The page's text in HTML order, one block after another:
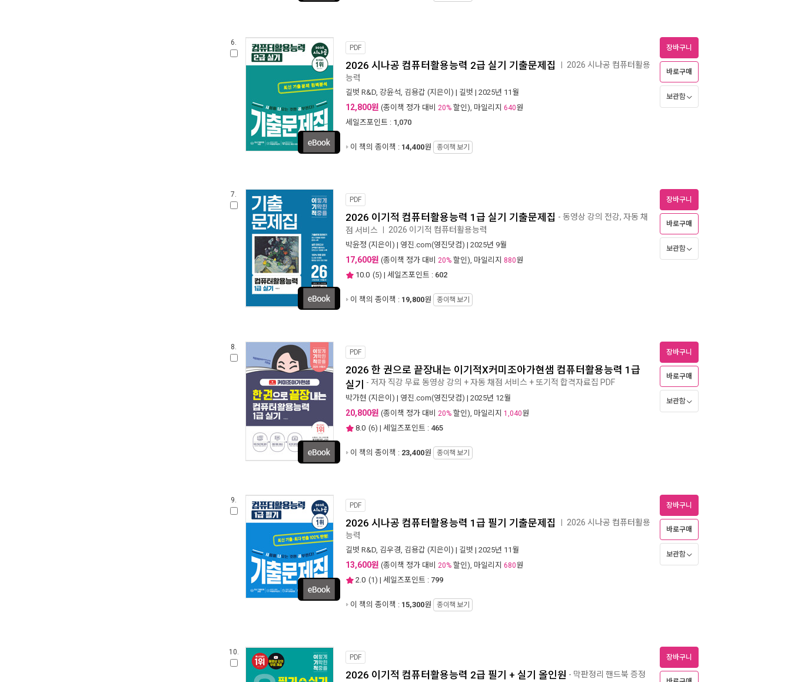
6.
PDF
2026 시나공 컴퓨터활용능력 2급 실기 기출문제집 2026 시나공 컴퓨터활용
능력
길벗 R&D, 강윤석, 김용갑 (지은이) | 길벗 | 2025년 11월
12,800원 (종이책 정가 대비 20% 할인), 마일리지 640원
세일즈포인트 : 1,070
이 책의 종이책 : 14,400원 종이책 보기
장바구니
바로구매
보관함
7.
PDF
2026 이기적 컴퓨터활용능력 1급 실기 기출문제집 - 동영상 강의 전강, 자동 채
점 서비스 2026 이기적 컴퓨터활용능력
박윤정 (지은이) | 영진.com(영진닷컴) | 2025년 9월
17,600원 (종이책 정가 대비 20% 할인), 마일리지 880원
10.0 (5) | 세일즈포인트 : 602
이 책의 종이책 : 19,800원 종이책 보기
장바구니
바로구매
보관함
8.
PDF
2026 한 권으로 끝장내는 이기적X커미조아가현샘 컴퓨터활용능력 1급
실기 - 저자 직강 무료 동영상 강의 + 자동 채점 서비스 + 또기적 합격자료집 PDF
박가현 (지은이) | 영진.com(영진닷컴) | 2025년 12월
20,800원 (종이책 정가 대비 20% 할인), 마일리지 1,040원
8.0 (6) | 세일즈포인트 : 465
이 책의 종이책 : 23,400원 종이책 보기
장바구니
바로구매
보관함
9.
PDF
2026 시나공 컴퓨터활용능력 1급 필기 기출문제집 2026 시나공 컴퓨터활용
능력
길벗 R&D, 김우경, 김용갑 (지은이) | 길벗 | 2025년 11월
13,600원 (종이책 정가 대비 20% 할인), 마일리지 680원
2.0 (1) | 세일즈포인트 : 799
이 책의 종이책 : 15,300원 종이책 보기
장바구니
바로구매
보관함
10.
PDF
2026 이기적 컴퓨터활용능력 2급 필기 + 실기 올인원 - 막판정리 핸드북 증정
장바구니